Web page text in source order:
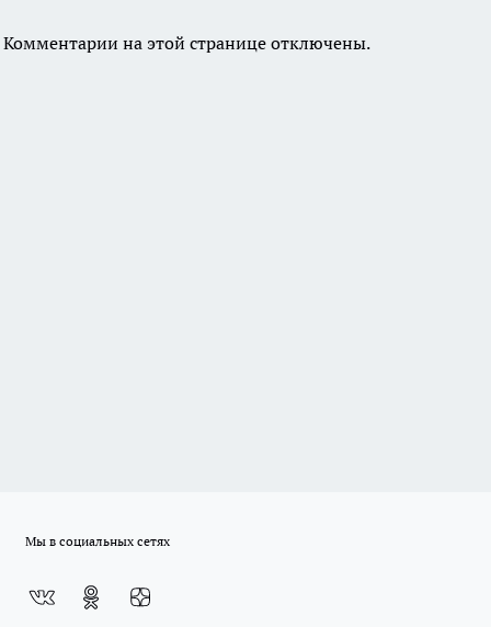
Комментарии на этой странице отключены.
Мы в социальных сетях